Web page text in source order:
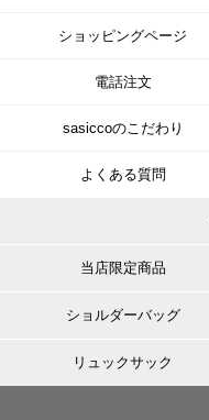
ショッピングページ
電話注文
sasiccoのこだわり
よくある質問
当店限定商品
ショルダーバッグ
リュックサック